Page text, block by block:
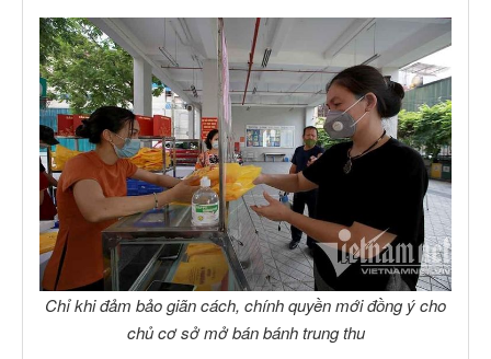
Chỉ khi đảm bảo giãn cách, chính quyền mới đồng ý cho
chủ cơ sở mở bán bánh trung thu